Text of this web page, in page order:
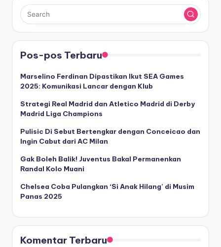
Pos-pos Terbaru
Marselino Ferdinan Dipastikan Ikut SEA Games
2025: Komunikasi Lancar dengan Klub
Strategi Real Madrid dan Atletico Madrid di Derby
Madrid Liga Champions
Pulisic Di Sebut Bertengkar dengan Conceicao dan
Ingin Cabut dari AC Milan
Gak Boleh Balik! Juventus Bakal Permanenkan
Randal Kolo Muani
Chelsea Coba Pulangkan ‘Si Anak Hilang’ di Musim
Panas 2025
Komentar Terbaru